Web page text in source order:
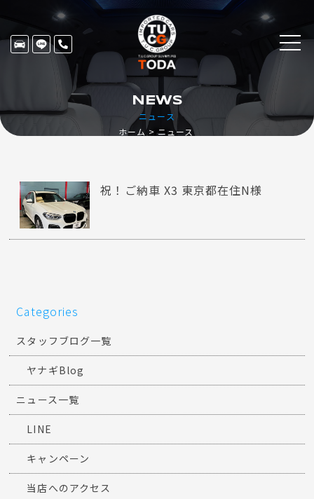
ニュース
NEWS
ホーム ニュース
祝！ご納車 X3 東京都在住N様
Categories
スタッフブログ一覧
ヤナギBlog
ニュース一覧
LINE
キャンペーン
当店へのアクセス